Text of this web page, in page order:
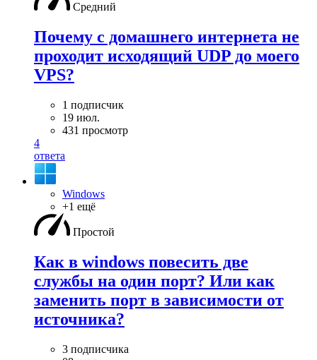
Средний
Почему с домашнего интернета не
проходит исходящий UDP до моего
VPS?
1 подписчик
19 июл.
431 просмотр
4
ответа
Windows
+1 ещё
Простой
Как в windows повесить две
службы на один порт? Или как
заменить порт в зависимости от
источника?
3 подписчика